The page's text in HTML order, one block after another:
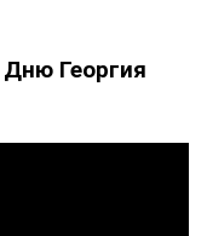
Георгия